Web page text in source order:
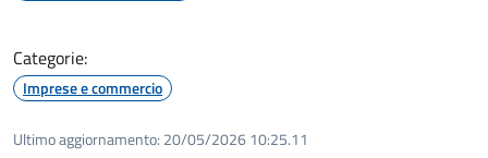
Categorie:
Imprese e commercio
Ultimo aggiornamento: 20/05/2026 10:25.11